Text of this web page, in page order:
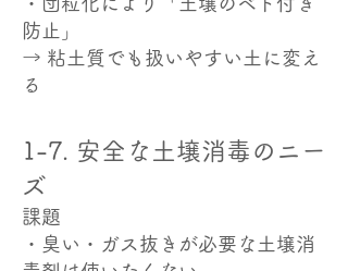
防止」
→ 粘土質でも扱いやすい土に変え
る
1-7. 安全な土壌消毒のニー
ズ
課題
・臭い・ガス抜きが必要な土壌消